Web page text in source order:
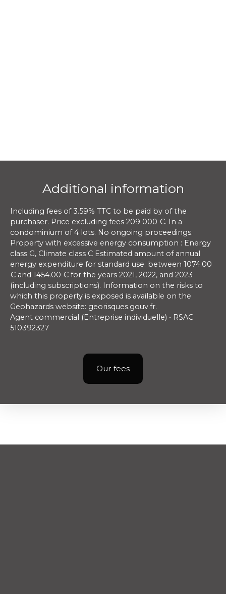
Additional information
Including fees of 3.59% TTC to be paid by of the
purchaser. Price excluding fees 209 000 €. In a
condominium of 4 lots. No ongoing proceedings.
Property with excessive energy consumption : Energy
class G, Climate class C Estimated amount of annual
energy expenditure for standard use: between 1074.00
€ and 1454.00 € for the years 2021, 2022, and 2023
(including subscriptions). Information on the risks to
which this property is exposed is available on the
Geohazards website: georisques.gouv.fr.
Agent commercial (Entreprise individuelle) • RSAC
510392327
Our fees